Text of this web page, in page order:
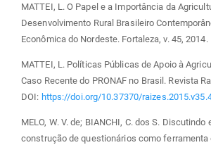
MATTEI, L. O Papel e a Importância da
Desenvolvimento Rural Brasileiro
Econômica do Nordeste. Fortaleza, v. 45, 2014.
MATTEI, L. Políticas Públicas de Apoio à
Caso Recente do PRONAF no Brasil. Revista
DOI: https://doi.org/10.37370/
MELO, W. V. de; BIANCHI, C. dos S.
construção de questionários como ferramenta